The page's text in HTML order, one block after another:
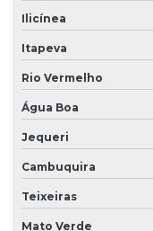
Ilicínea
Itapeva
Rio Vermelho
Água Boa
Jequeri
Cambuquira
Teixeiras
Mato Verde